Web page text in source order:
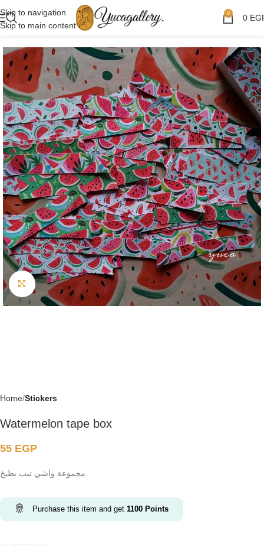
Skip to navigation
Skip to main content
0 0
Click to enlarge
Home Stickers
Watermelon tape box
55 EGP
Purchase this item and get 1100 Points